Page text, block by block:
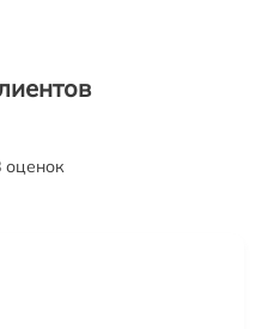
оценок